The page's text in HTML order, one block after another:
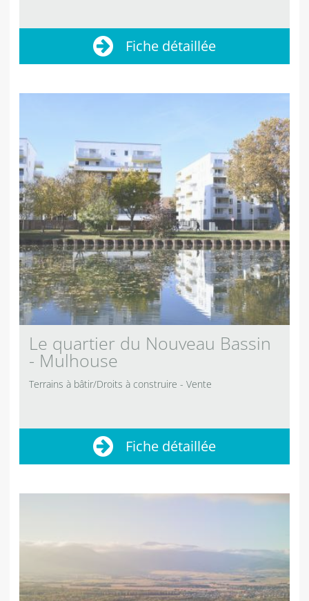
Fiche détaillée
Le quartier du Nouveau Bassin
- Mulhouse
Terrains à bâtir/Droits à construire Vente
Fiche détaillée